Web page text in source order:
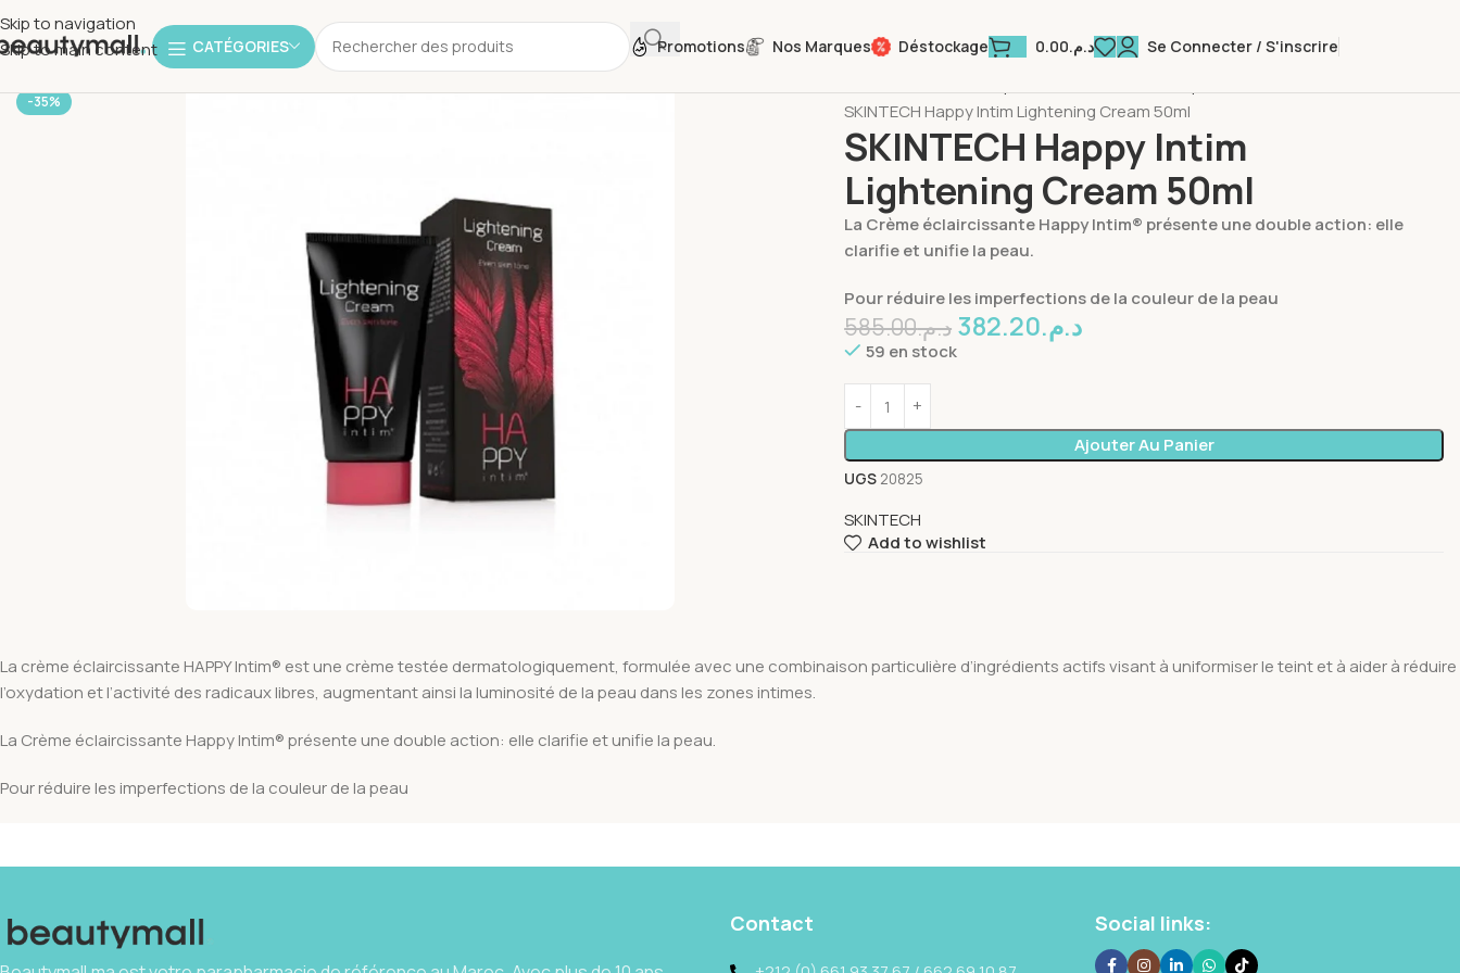
Skip to navigation
Skip to main content
CATÉGORIES Promotions Nos Marques Déstockage د.م.0.00 Se Connecter / S'inscrire
-35%
SKINTECH Happy Intim Lightening Cream 50ml
SKINTECH Happy Intim
Lightening Cream 50ml
La Crème éclaircissante Happy Intim® présente une double action: elle
clarifie et unifie la peau.
Pour réduire les imperfections de la couleur de la peau
د.م.585.00 د.م.382.20
59 en stock
Ajouter Au Panier
UGS 20825
SKINTECH
Add to wishlist
La crème éclaircissante HAPPY Intim® est une crème testée dermatologiquement, formulée avec une combinaison particulière d’ingrédients actifs visant à uniformiser le teint et à aider à réduire
l’oxydation et l’activité des radicaux libres, augmentant ainsi la luminosité de la peau dans les zones intimes.
La Crème éclaircissante Happy Intim® présente une double action: elle clarifie et unifie la peau.
Pour réduire les imperfections de la couleur de la peau
Contact Social links: